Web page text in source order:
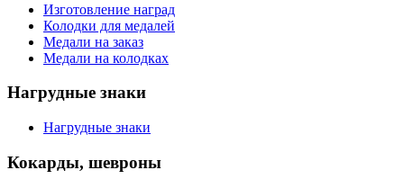
Изготовление наград
Колодки для медалей
Медали на заказ
Медали на колодках
Нагрудные знаки
Нагрудные знаки
Кокарды, шевроны